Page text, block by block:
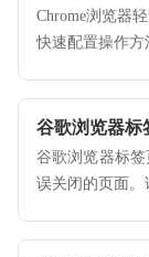
Chrome浏览器
快速配置操作方
谷歌浏览器标
谷歌浏览器标
误关闭的页面。